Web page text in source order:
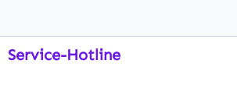
Service-Hotline